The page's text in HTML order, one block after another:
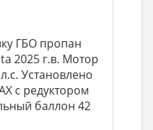
ГБО пропан
2025 г.в. Мотор
Установлено
с редуктором
баллон 42